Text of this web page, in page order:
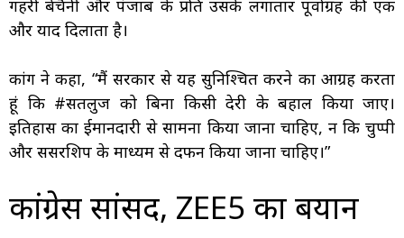
गहरी बेचैनी और पंजाब के प्रति उसके लगातार पूर्वाग्रह की एक
और याद दिलाता है।
कांग ने कहा, “मैं सरकार से यह सुनिश्चित करने का आग्रह करता
हूं कि #सतलुज को बिना किसी देरी के बहाल किया जाए।
इतिहास का ईमानदारी से सामना किया जाना चाहिए, न कि चुप्पी
और सेंसरशिप के माध्यम से दफन किया जाना चाहिए।”
कांग्रेस सांसद, ZEE5 का बयान